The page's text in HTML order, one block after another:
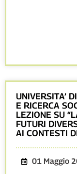
UNIVERSITA’
E RICERCA
LEZIONE SU
FUTURI
AI CONTESTI
01 Maggio